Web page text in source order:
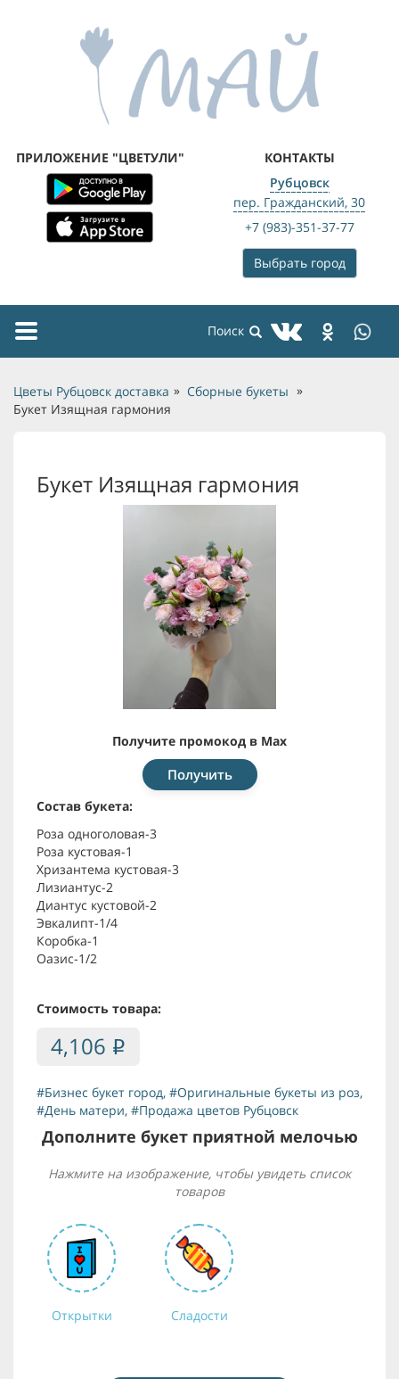
ПРИЛОЖЕНИЕ "ЦВЕТУЛИ"
КОНТАКТЫ
Рубцовск
пер. Гражданский, 30
+7 (983)-351-37-77
Выбрать город
Toggle
Цветы Рубцовск доставка
Сборные букеты
Букет Изящная гармония
Букет Изящная гармония
Получите промокод в Max
Получить
Состав букета:
Роза одноголовая-3
Роза кустовая-1
Хризантема кустовая-3
Лизиантус-2
Диантус кустовой-2
Эвкалипт-1/4
Коробка-1
Оазис-1/2
Стоимость товара:
4,106 i
#Бизнес букет город, #Оригинальные букеты из роз,
#День матери, #Продажа цветов Рубцовск
Дополните букет приятной мелочью
Нажмите на изображение, чтобы увидеть список
товаров
Открытки Сладости